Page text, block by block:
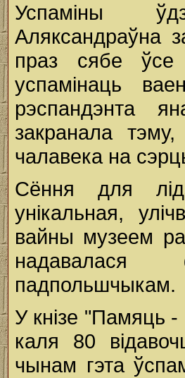
Успаміны
Аляксандраўна
праз сябе
успамінаць
рэспандэнта
закранала
чалавека на
Сёння для
унікальная,
вайны музеем
надавалася
падпольшчыкам.
У кнізе "Памяць
каля 80
чынам гэта